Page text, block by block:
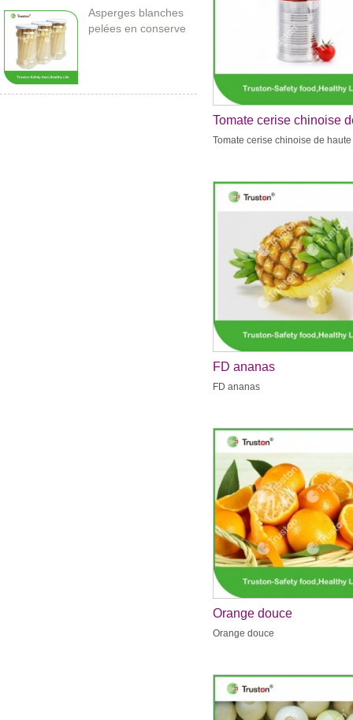
Asperges blanches
pelées en conserve
Tomate cerise chinoise
haute qualité
Tomate cerise chinoise de
FD ananas
FD ananas
Orange douce
Orange douce